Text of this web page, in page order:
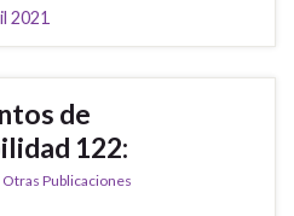
2021
de
122:
Otras Publicaciones